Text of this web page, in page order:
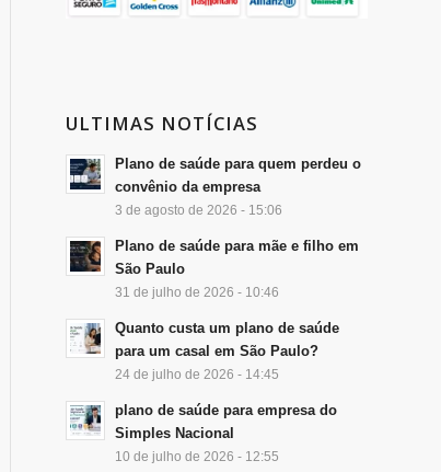
ULTIMAS NOTÍCIAS
Plano de saúde para quem perdeu o
convênio da empresa
3 de agosto de 2026 - 15:06
Plano de saúde para mãe e filho em
São Paulo
31 de julho de 2026 - 10:46
Quanto custa um plano de saúde
para um casal em São Paulo?
24 de julho de 2026 - 14:45
plano de saúde para empresa do
Simples Nacional
10 de julho de 2026 - 12:55